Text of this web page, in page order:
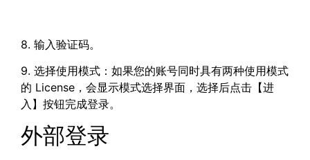
8. 输入验证码。
9. 选择使用模式：如果您的账号同时具有两种使用模式
的 License，会显示模式选择界面，选择后点击【进
入】按钮完成登录。
外部登录